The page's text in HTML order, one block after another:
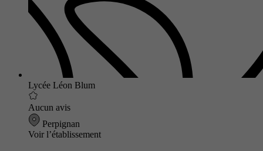
Lycée Léon Blum
Aucun avis
Perpignan
Voir l’établissement